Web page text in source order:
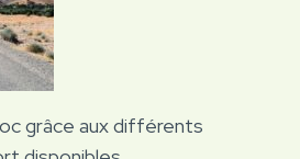
grâce aux différents